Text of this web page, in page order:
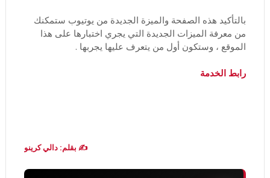
بالتأكيد هذه الصفحة والميزة الجديدة من يوتيوب ستمكنك
من معرفة الميزات الجديدة التي يجري اختبارها على هذا
الموقع ، وستكون أول من يتعرف عليها يجربها .
رابط الخدمة
✍️ بقلم: دالي كرينو